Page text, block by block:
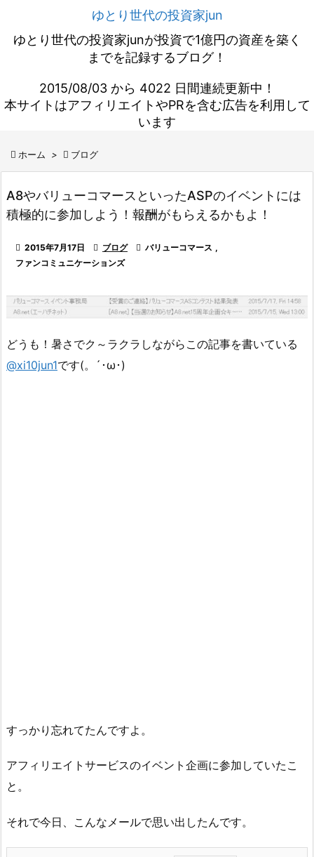
ゆとり世代の投資家jun
ゆとり世代の投資家junが投資で1億円の資産を築く
までを記録するブログ！
2015/08/03 から 4022 日間連続更新中！
本サイトはアフィリエイトやPRを含む広告を利用して
います
 ホーム >  ブログ
A8やバリューコマースといったASPのイベントには
積極的に参加しよう！報酬がもらえるかもよ！
 2015年7月17日  ブログ  バリューコマース ,
ファンコミュニケーションズ
どうも！暑さでク～ラクラしながらこの記事を書いている
@xi10jun1です(。´･ω･)
すっかり忘れてたんですよ。
アフィリエイトサービスのイベント企画に参加していたこ
と。
それで今日、こんなメールで思い出したんです。